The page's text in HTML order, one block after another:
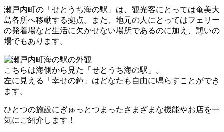
瀬戸内町の「せとうち海の駅」は、観光客にとっては奄美大
島各所へ移動する拠点。また、地元の人にとってはフェリー
の発着場など生活に欠かせない場所であるのに加え、憩いの
場でもあります。
こちらは海側から見た「せとうち海の駅」。
左に見える「幸せの鐘」はどなたも自由に鳴らすことができ
ます。
ひとつの施設にぎゅっとつまったさまざまな機能やお店を一
気にご紹介します！